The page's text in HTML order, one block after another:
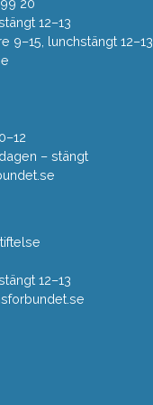
20
12–13
lunchstängt 12–13
– stängt
12–13